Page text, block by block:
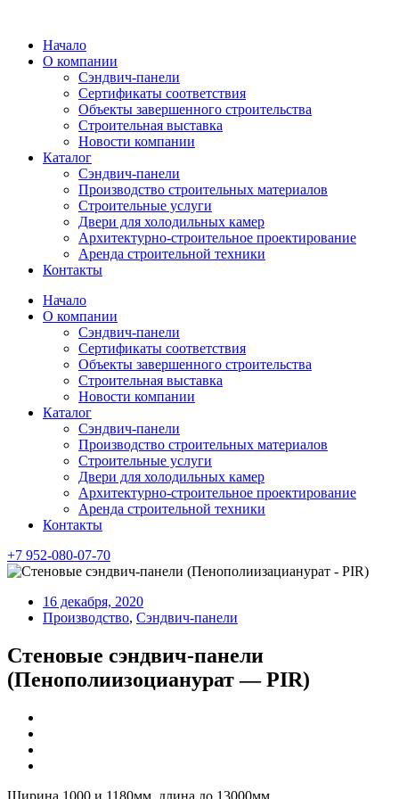
содержимому
Начало
О компании
Сэндвич-панели
Сертификаты соответствия
Объекты завершенного строительства
Строительная выставка
Новости компании
Каталог
Сэндвич-панели
Производство строительных материалов
Строительные услуги
Двери для холодильных камер
Архитектурно-строительное проектирование
Аренда строительной техники
Контакты
Начало
О компании
Сэндвич-панели
Сертификаты соответствия
Объекты завершенного строительства
Строительная выставка
Новости компании
Каталог
Сэндвич-панели
Производство строительных материалов
Строительные услуги
Двери для холодильных камер
Архитектурно-строительное проектирование
Аренда строительной техники
Контакты
+7 952-080-07-70
16 декабря, 2020
Производство, Сэндвич-панели
Стеновые сэндвич-панели
(Пенополиизоцианурат — PIR)
Ширина 1000 и 1180мм, длина до 13000мм.